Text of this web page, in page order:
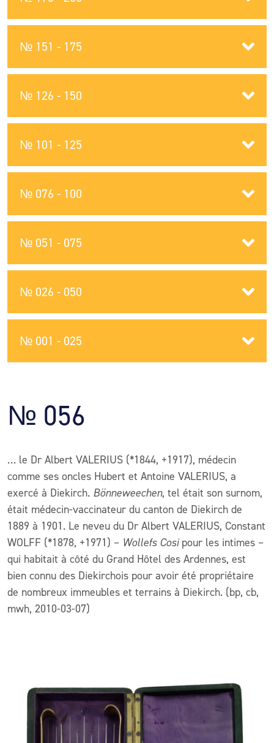
№ 001 - 025
№ 026 - 050
№ 051 - 075
№ 076 - 100
№ 101 - 125
№ 126 - 150
№ 151 - 175
№ 056
… le Dr Albert VALERIUS (*1844, +1917), médecin
comme ses oncles Hubert et Antoine VALERIUS, a
exercé à Diekirch. Bönneweechen, tel était son surnom,
était médecin-vaccinateur du canton de Diekirch de
1889 à 1901. Le neveu du Dr Albert VALERIUS, Constant
WOLFF (*1878, +1971) – Wollefs Cosipour les intimes –
qui habitait à côté du Grand Hôtel des Ardennes, est
bien connu des Diekirchois pour avoir été propriétaire
de nombreux immeubles et terrains à Diekirch. (bp, cb,
mwh, 2010-03-07)